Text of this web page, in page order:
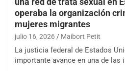
operaba la organización
mujeres migrantes
julio 16, 2026 Maibort Petit
La justicia federal de Estados
importante avance en una de